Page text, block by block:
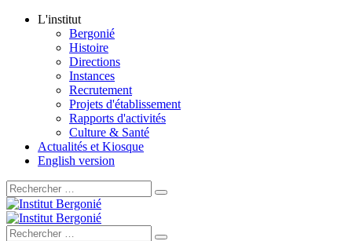
L'institut
Bergonié
Histoire
Directions
Instances
Recrutement
Projets d'établissement
Rapports d'activités
Culture & Santé
Actualités et Kiosque
English version
Rechercher :
Rechercher :